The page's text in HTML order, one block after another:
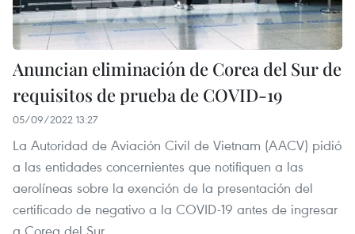
Anuncian eliminación de Corea del Sur de
requisitos de prueba de COVID-19
05/09/2022 13:27
La Autoridad de Aviación Civil de Vietnam (AACV) pidió
a las entidades concernientes que notifiquen a las
aerolíneas sobre la exención de la presentación del
certificado de negativo a la COVID-19 antes de ingresar